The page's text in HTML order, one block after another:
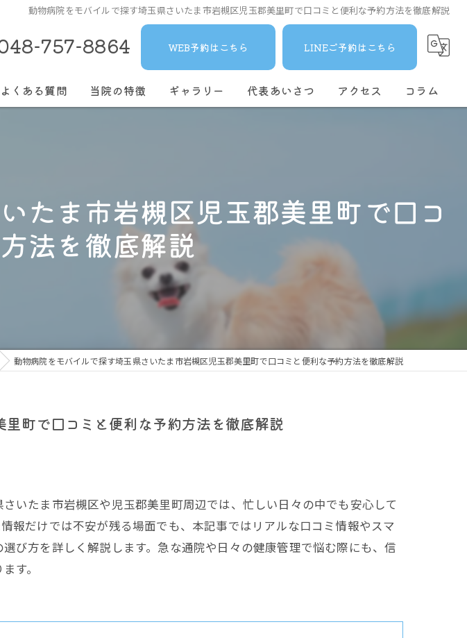
動物病院をモバイルで探す埼玉県さいたま市岩槻区児玉郡美里町で口コミと便利な予約方法を徹底解説
757-8864 WEB予約はこちら LINEご予約はこちら
よくある質問 当院の特徴
去勢
ワクチン
ギャラリー 代表あいさつ アクセス コラム
たま市岩槻区児玉郡美里町で口コ
法を徹底解説
動物病院をモバイルで探す埼玉県さいたま市岩槻区児玉郡美里町で口コミと便利な予約方法を徹底解説
町で口コミと便利な予約方法を徹底解説
いたま市岩槻区や児玉郡美里町周辺では、忙しい日々の中でも安心して
報だけでは不安が残る場面でも、本記事ではリアルな口コミ情報やスマ
び方を詳しく解説します。急な通院や日々の健康管理で悩む際にも、信
す。